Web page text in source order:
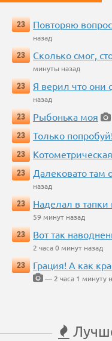
23 Повторяю
назад
23
Сколько смог,
минуты назад
23
Я верил что они
назад
23
Рыбонька моя
23
Только
23
23
Далековато там
назад
23
Наделал в тапки
59 минут назад
23
Вот так
2 часа 0 минут назад
23
Грация! А как
— 2 часа 1 минуту